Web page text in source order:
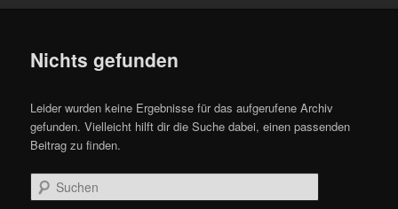
Nichts gefunden
Leider wurden keine Ergebnisse für das aufgerufene Archiv
gefunden. Vielleicht hilft dir die Suche dabei, einen passenden
Beitrag zu finden.
Suchen